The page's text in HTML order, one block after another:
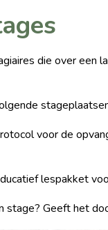
die over een
voor de
lespakket
stage? Geeft het